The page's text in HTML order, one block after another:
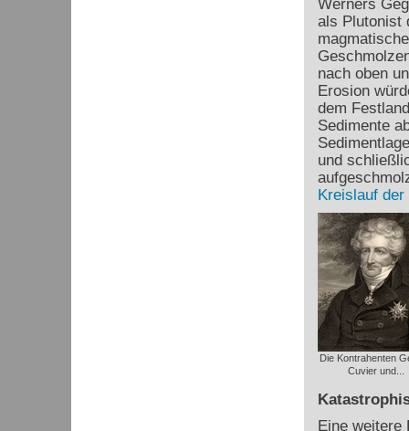
Werners
als Plutonist
nach oben
Erosion
dem
Sedimente
und
Kreislauf der
Die Kontrahenten
Cuvier und...
Eine weitere